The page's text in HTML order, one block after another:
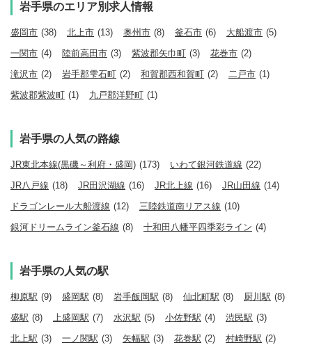
岩手県のエリア別求人情報
盛岡市 (38) 北上市 (13) 奥州市 (8) 釜石市 (6) 大船渡市 (5)
一関市 (4) 陸前高田市 (3) 紫波郡矢巾町 (3) 花巻市 (2)
滝沢市 (2) 岩手郡雫石町 (2) 和賀郡西和賀町 (2) 二戸市 (1)
紫波郡紫波町 (1) 九戸郡洋野町 (1)
岩手県の人気の路線
JR東北本線(黒磯～利府・盛岡) (173) いわて銀河鉄道線 (22)
JR八戸線 (18) JR田沢湖線 (16) JR北上線 (16) JR山田線 (14)
ドラゴンレール大船渡線 (12) 三陸鉄道南リアス線 (10)
銀河ドリームライン釜石線 (8) 十和田八幡平四季彩ライン (4)
岩手県の人気の駅
柳原駅 (9) 盛岡駅 (8) 岩手飯岡駅 (8) 仙北町駅 (8) 厨川駅 (8)
盛駅 (8) 上盛岡駅 (7) 水沢駅 (5) 小佐野駅 (4) 渋民駅 (3)
北上駅 (3) 一ノ関駅 (3) 矢幅駅 (3) 花巻駅 (2) 村崎野駅 (2)